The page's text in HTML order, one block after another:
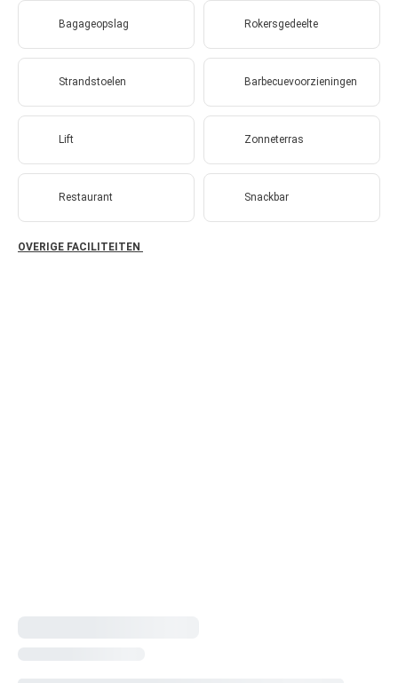
Bagageopslag Rokersgedeelte
Strandstoelen Barbecuevoorzieningen
Lift Zonneterras
Restaurant Snackbar
OVERIGE FACILITEITEN